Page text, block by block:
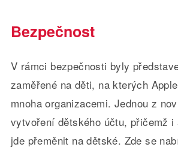
Bezpečnost
V rámci bezpečnosti byly
zaměřené na děti, na kterých
mnoha organizacemi. Jednou z
vytvoření dětského účtu, přičemž i
jde přeměnit na dětské. Zde se